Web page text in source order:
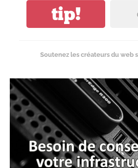
tip!
Soutenez les créateurs du web